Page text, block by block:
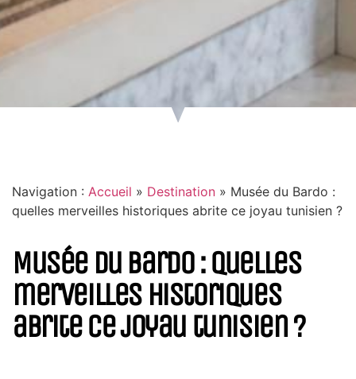
Navigation : Accueil » Destination » Musée du Bardo :
quelles merveilles historiques abrite ce joyau tunisien ?
Musée du Bardo : quelles
merveilles historiques
abrite ce joyau tunisien ?